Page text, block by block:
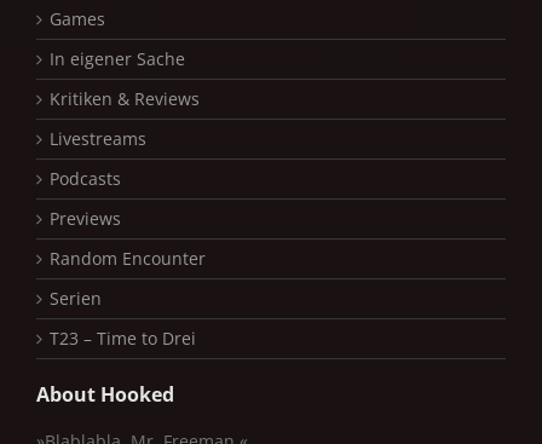
Games
In eigener Sache
Kritiken & Reviews
Livestreams
Podcasts
Previews
Random Encounter
Serien
T23 – Time to Drei
About Hooked